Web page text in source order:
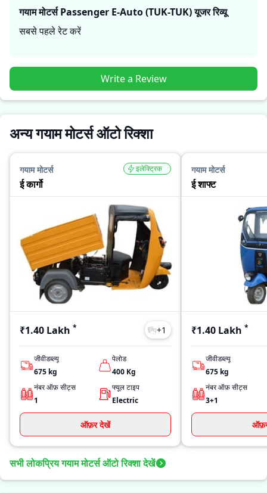
गयाम मोटर्स Passenger E-Auto (TUK-TUK)यूजर रिव्यू
सबसे पहले रेट करें
Write a Review
अन्य गयाम मोटर्स ऑटो रिक्शा
गयाम मोटर्स
ई कार्गो
इलेक्ट्रिक
₹1.40 Lakh * +1
जीवीडब्ल्यू
675 kg
पेलोड
400 Kg
नंबर ऑफ़ सीट्स
1
फ्यूल टाइप
Electric
ऑफ़र देखें
गयाम मोटर्स
ई शाफ्ट
₹1.40 Lakh *
जीवीडब्ल्यू
675 kg
नंबर ऑफ़ सीट्स
3+1
सभी लोकप्रिय गयाम मोटर्स ऑटो रिक्शा देखें